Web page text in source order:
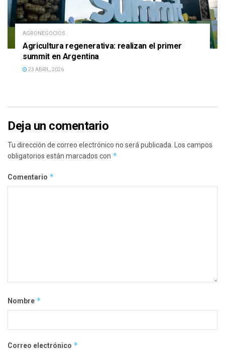
AGRONEGOCIOS
Agricultura regenerativa: realizan el primer
summit en Argentina
23 ABRIL, 2026
Deja un comentario
Tu dirección de correo electrónico no será publicada. Los campos
obligatorios están marcados con *
Comentario *
Nombre *
Correo electrónico *